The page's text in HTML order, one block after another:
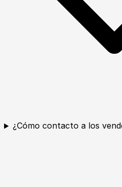
¿Cómo contacto a los